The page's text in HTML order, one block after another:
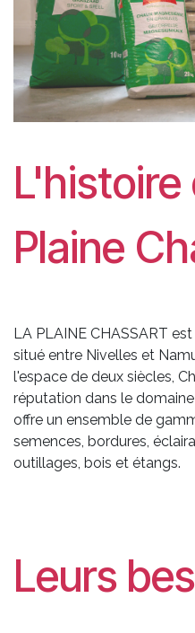
L'histoire
Plaine
LA PLAINE CHASSART
situé entre Nivelles et
l'espace de deux siècles,
réputation dans le
offre un ensemble de
semences, bordures,
outillages, bois et étangs.
Leurs